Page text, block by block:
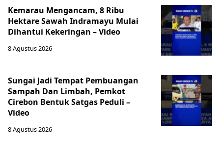
Kemarau Mengancam, 8 Ribu
Hektare Sawah Indramayu Mulai
Dihantui Kekeringan – Video
8 Agustus 2026
Sungai Jadi Tempat Pembuangan
Sampah Dan Limbah, Pemkot
Cirebon Bentuk Satgas Peduli –
Video
8 Agustus 2026